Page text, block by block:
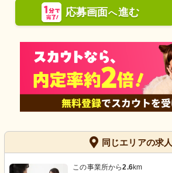
応募画面へ進む
同じエリアの求人
この事業所から2.6km